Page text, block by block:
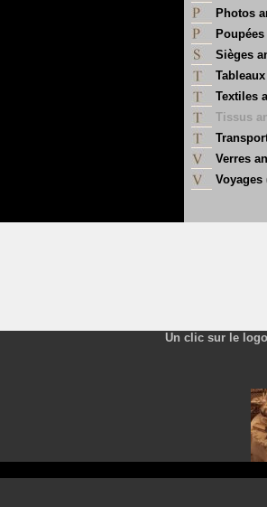
Photos
Sièges
Textiles
Tissus
Verres
Voyages
Un clic sur le